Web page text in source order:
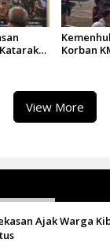
Korban
View More
Ajak Warga